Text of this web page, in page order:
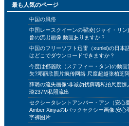
最も人気のページ
中国の風俗
中国レースクイーンの翟凌(ジャイ・リン
兽の流出画像,動画ありますか？
中国のフリーソフト迅雷（xunlei)の日本
はどこでダウンロードできますか？
今度は鄧麗欣（ステフィー・タン)の動画
失?邓丽欣照片疯传网络 尺度超越张柏芝
薛璐の流失画像:非诚勿扰薛璐私拍尺度惊
璐237M私照流出
セクシータレントアンバー・アン（安心亜
Amber XinyaのIバックセクシー画像:安心
字裤图片